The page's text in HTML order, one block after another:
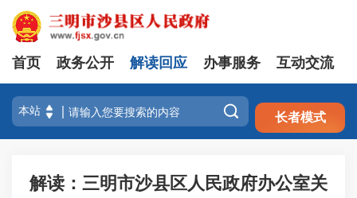
注册 登录
首页 政务公开 解读回应 办事服务 互动交流
 长者模式
解读：三明市沙县区人民政府办公室关